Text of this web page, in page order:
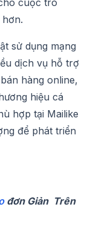
cuộc trò
sử dụng mạng
dịch vụ hỗ trợ
hàng online,
hiệu cá
hợp tại Mailike
để phát triển
đơn Giản Trên